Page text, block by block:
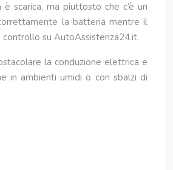
scarica, ma piuttosto che c’è un
la batteria mentre il
su AutoAssistenza24.it.
la conduzione elettrica e
in ambienti umidi o con sbalzi di